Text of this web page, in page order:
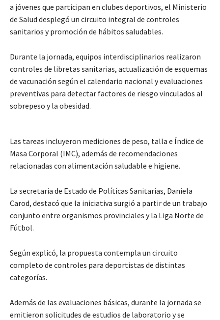
a jóvenes que participan en clubes deportivos, el Ministerio
de Salud desplegó un circuito integral de controles
sanitarios y promoción de hábitos saludables.
Durante la jornada, equipos interdisciplinarios realizaron
controles de libretas sanitarias, actualización de esquemas
de vacunación según el calendario nacional y evaluaciones
preventivas para detectar factores de riesgo vinculados al
sobrepeso y la obesidad.
Las tareas incluyeron mediciones de peso, talla e Índice de
Masa Corporal (IMC), además de recomendaciones
relacionadas con alimentación saludable e higiene.
La secretaria de Estado de Políticas Sanitarias, Daniela
Carod, destacó que la iniciativa surgió a partir de un trabajo
conjunto entre organismos provinciales y la Liga Norte de
Fútbol.
Según explicó, la propuesta contempla un circuito
completo de controles para deportistas de distintas
categorías.
Además de las evaluaciones básicas, durante la jornada se
emitieron solicitudes de estudios de laboratorio y se